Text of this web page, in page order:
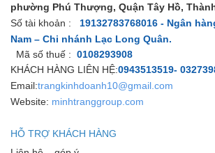
phường Phú Thượng, Quận Tây Hồ,
Số tài khoản :
19132783768016 - Ngân
Nam – Chi nhánh Lạc Long Quân.
Mã số thuế : 0108293908
KHÁCH HÀNG LIÊN HỆ:0943513519-
Email:trangkinhdoanh10@gmail.com
Website: minhtranggroup.com
HỖ TRỢ KHÁCH HÀNG